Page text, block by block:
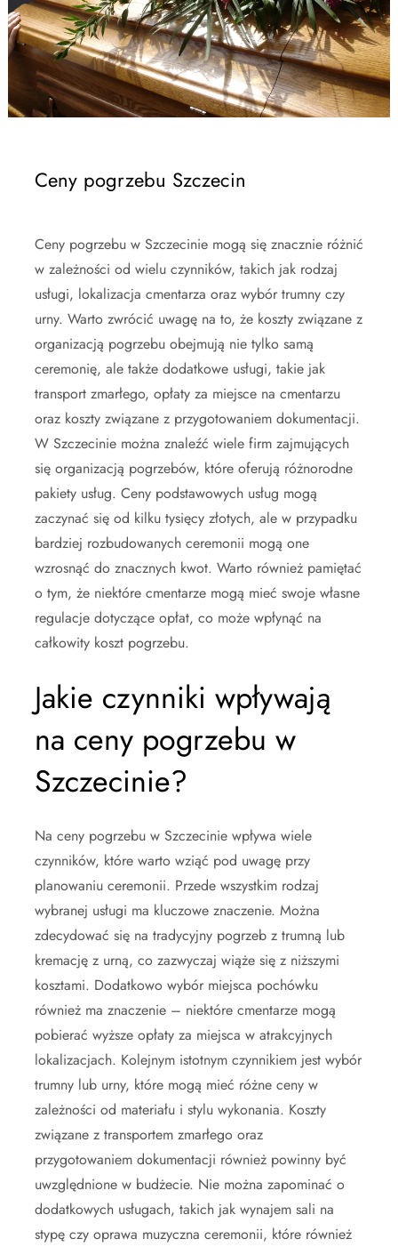
Ceny pogrzebu Szczecin
Ceny pogrzebu w Szczecinie mogą się znacznie różnić
w zależności od wielu czynników, takich jak rodzaj
usługi, lokalizacja cmentarza oraz wybór trumny czy
urny. Warto zwrócić uwagę na to, że koszty związane z
organizacją pogrzebu obejmują nie tylko samą
ceremonię, ale także dodatkowe usługi, takie jak
transport zmarłego, opłaty za miejsce na cmentarzu
oraz koszty związane z przygotowaniem dokumentacji.
W Szczecinie można znaleźć wiele firm zajmujących
się organizacją pogrzebów, które oferują różnorodne
pakiety usług. Ceny podstawowych usług mogą
zaczynać się od kilku tysięcy złotych, ale w przypadku
bardziej rozbudowanych ceremonii mogą one
wzrosnąć do znacznych kwot. Warto również pamiętać
o tym, że niektóre cmentarze mogą mieć swoje własne
regulacje dotyczące opłat, co może wpłynąć na
całkowity koszt pogrzebu.
Jakie czynniki wpływają
na ceny pogrzebu w
Szczecinie?
Na ceny pogrzebu w Szczecinie wpływa wiele
czynników, które warto wziąć pod uwagę przy
planowaniu ceremonii. Przede wszystkim rodzaj
wybranej usługi ma kluczowe znaczenie. Można
zdecydować się na tradycyjny pogrzeb z trumną lub
kremację z urną, co zazwyczaj wiąże się z niższymi
kosztami. Dodatkowo wybór miejsca pochówku
również ma znaczenie – niektóre cmentarze mogą
pobierać wyższe opłaty za miejsca w atrakcyjnych
lokalizacjach. Kolejnym istotnym czynnikiem jest wybór
trumny lub urny, które mogą mieć różne ceny w
zależności od materiału i stylu wykonania. Koszty
związane z transportem zmarłego oraz
przygotowaniem dokumentacji również powinny być
uwzględnione w budżecie. Nie można zapominać o
dodatkowych usługach, takich jak wynajem sali na
stypę czy oprawa muzyczna ceremonii, które również